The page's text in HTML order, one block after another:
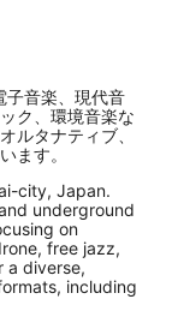
子音楽、現代音
ク、環境音楽な
ルタナティブ、
ます。
city, Japan.
underground
on
free jazz,
a diverse,
including